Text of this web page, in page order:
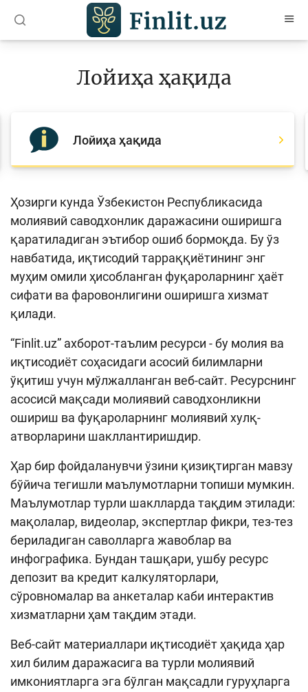
Мақолалар
Лойиҳалар
Интерактив хизматлар
Фотогалерея
Лойиҳа ҳақида
Кенгайтирилган қидирув
Сайт харитаси
Лойиҳа ҳақида
Лойиҳа ҳақида
Ҳозирги кунда Ўзбекистон Республикасида
молиявий саводхонлик даражасини оширишга
қаратиладиган эътибор ошиб бормоқда. Бу ўз
навбатида, иқтисодий тарраққиётининг энг
муҳим омили ҳисобланган фуқароларнинг ҳаёт
сифати ва фаровонлигини оширишга хизмат
қилади.
“Finlit.uz” ахборот-таълим ресурси - бу молия ва
иқтисодиёт соҳасидаги асосий билимларни
ўқитиш учун мўлжалланган веб-сайт. Ресурснинг
асосисй мақсади молиявий саводхонликни
ошириш ва фуқароларнинг молиявий хулқ-
атворларини шакллантиришдир.
Ҳар бир фойдаланувчи ўзини қизиқтирган мавзу
бўйича тегишли маълумотларни топиши мумкин.
Маълумотлар турли шаклларда тақдим этилади:
мақолалар, видеолар, экспертлар фикри, тез-тез
бериладиган саволларга жавоблар ва
инфографика. Бундан ташқари, ушбу ресурс
депозит ва кредит калкуляторлари,
сўровномалар ва анкеталар каби интерактив
хизматларни ҳам тақдим этади.
Веб-сайт материаллари иқтисодиёт ҳақида ҳар
хил билим даражасига ва турли молиявий
имкониятларга эга бўлган мақсадли гуруҳларга